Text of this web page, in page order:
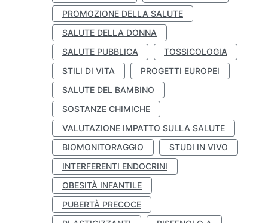
PROMOZIONE DELLA SALUTE
SALUTE DELLA DONNA
SALUTE PUBBLICA
TOSSICOLOGIA
STILI DI VITA
PROGETTI EUROPEI
SALUTE DEL BAMBINO
SOSTANZE CHIMICHE
VALUTAZIONE IMPATTO SULLA SALUTE
BIOMONITORAGGIO
STUDI IN VIVO
INTERFERENTI ENDOCRINI
OBESITÀ INFANTILE
PUBERTÀ PRECOCE